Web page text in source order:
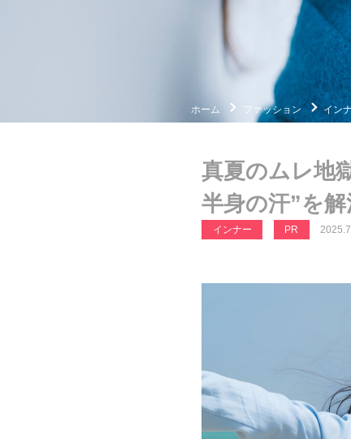
ホーム ファッション イン
真夏のムレ地
半身の汗”を
インナー PR